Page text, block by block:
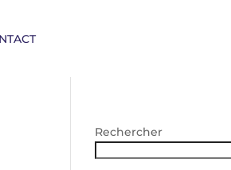
Rechercher